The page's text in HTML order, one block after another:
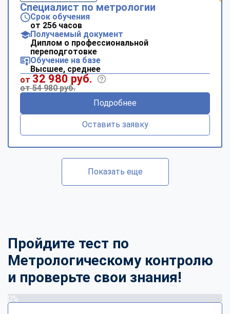
Специалист по метрологии
Срок обучения
от 256 часов
Получаемый документ
Диплом о профессиональной
переподготовке
Обучение на базе
Высшее, среднее
от 32 980 руб.
от 54 980 руб.
Подробнее
Оставить заявку
Показать еще
Пройдите тест по
Метрологическому контролю
и проверьте свои знания!
0%